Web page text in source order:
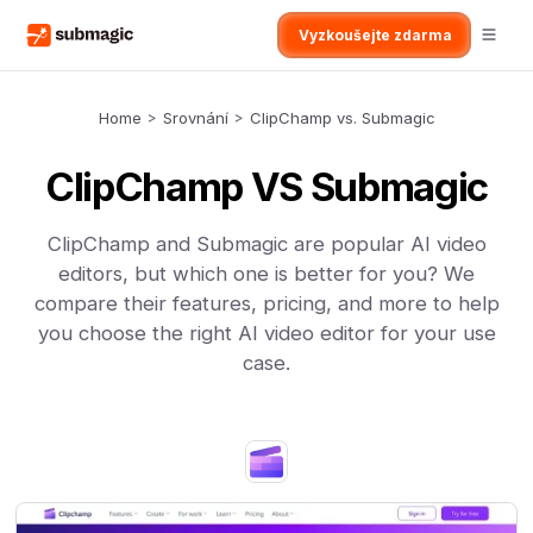
Vyzkoušejte zdarma
Home > Srovnání > ClipChamp vs. Submagic
ClipChamp VS Submagic
ClipChamp and Submagic are popular AI video
editors, but which one is better for you? We
compare their features, pricing, and more to help
you choose the right AI video editor for your use
case.